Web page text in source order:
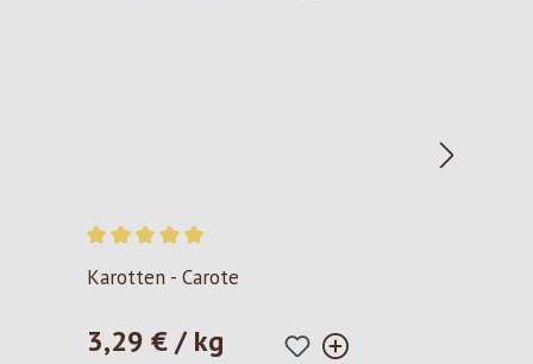
Valutazione media di 5 su 5 stelle
Karotten - Carote
Prezzo normale:
3,29 € / kg